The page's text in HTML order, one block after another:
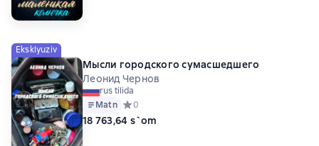
Eksklyuziv
Мысли городского сумасшедшего
Леонид Чернов
rus tilida
Matn Средний рейтинг 0 на основе 0 оценок
0
18 763,64 s`om